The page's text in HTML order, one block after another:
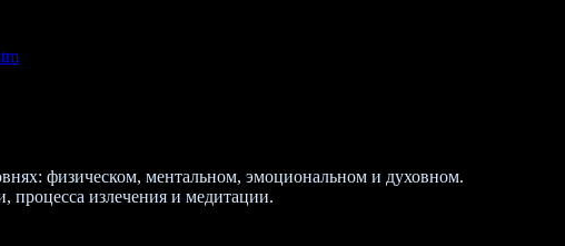
физическом, ментальном, эмоциональном и духовном.
процесса излечения и медитации.